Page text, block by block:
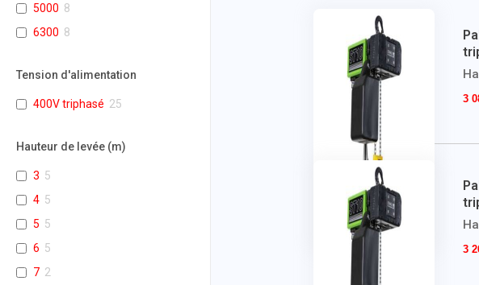
3
3
5000 8
6300 8
Tension d'alimentation
400V triphasé 25
Hauteur de levée (m)
3 5
4 5
5 5
6 5
7 2